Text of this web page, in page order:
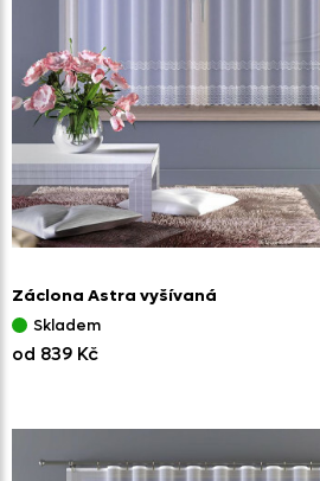
Záclona Astra vyšívaná
Skladem
od 839 Kč